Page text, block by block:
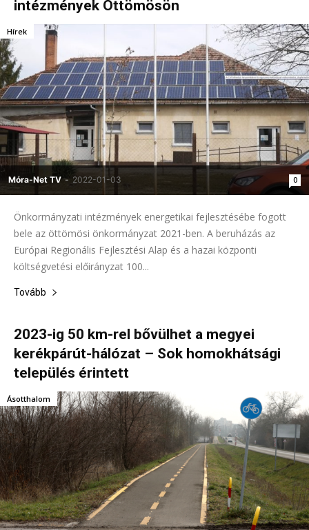
intézmények Öttömösön
Móra-Net TV - 2022-01-03 0
Hírek
Önkormányzati intézmények energetikai fejlesztésébe fogott
bele az öttömösi önkormányzat 2021-ben. A beruházás az
Európai Regionális Fejlesztési Alap és a hazai központi
költségvetési előirányzat 100...
Tovább
2023-ig 50 km-rel bővülhet a megyei
kerékpárút-hálózat – Sok homokhátsági
település érintett
Ásotthalom